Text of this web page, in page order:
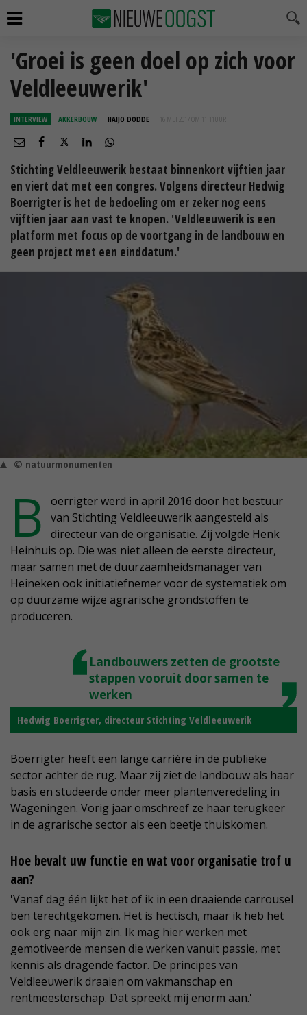
'Groei is geen doel op zich voor
Veldleeuwerik'
INTERVIEW AKKERBOUW HAIJO DODDE 16 MEI 2017 OM 11:11
Stichting Veldleeuwerik bestaat binnenkort vijftien jaar
en viert dat met een congres. Volgens directeur Hedwig
Boerrigter is het de bedoeling om er zeker nog eens
vijftien jaar aan vast te knopen. 'Veldleeuwerik is een
platform met focus op de voortgang in de landbouw en
geen project met een einddatum.'
© natuurmonumenten
B
oerrigter werd in april 2016 door het bestuur
van Stichting Veldleeuwerik aangesteld als
directeur van de organisatie. Zij volgde Henk
Heinhuis op. Die was niet alleen de eerste directeur,
maar samen met de duurzaamheidsmanager van
Heineken ook initiatiefnemer voor de systematiek om
op duurzame wijze agrarische grondstoffen te
produceren.
Landbouwers zetten de grootste
stappen vooruit door samen te
werken
Hedwig Boerrigter, directeur Stichting Veldleeuwerik
Boerrigter heeft een lange carrière in de publieke
sector achter de rug. Maar zij ziet de landbouw als haar
basis en studeerde onder meer plantenveredeling in
Wageningen. Vorig jaar omschreef ze haar terugkeer
in de agrarische sector als een beetje thuiskomen.
Hoe bevalt uw functie en wat voor organisatie trof u
aan?
'Vanaf dag één lijkt het of ik in een draaiende carrousel
ben terechtgekomen. Het is hectisch, maar ik heb het
ook erg naar mijn zin. Ik mag hier werken met
gemotiveerde mensen die werken vanuit passie, met
kennis als dragende factor. De principes van
Veldleeuwerik draaien om vakmanschap en
rentmeesterschap. Dat spreekt mij enorm aan.'